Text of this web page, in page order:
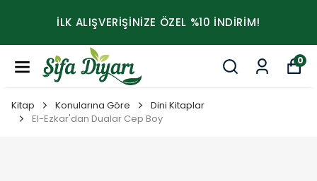
İLK ALIŞVERİŞİNİZE ÖZEL %10 İNDİRİM!
0
Kitap Konularına Göre
Dini Kitaplar
El-Ezkar'dan Dualar Cep Boy